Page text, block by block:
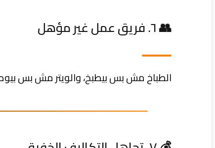
👥 ٦. فريق عمل غير مؤهل
الطباخ مش بس بيطبخ، والويتر مش بس